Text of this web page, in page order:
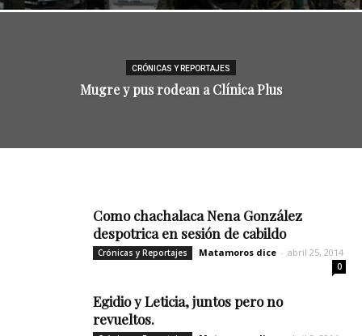
CRÓNICAS Y REPORTAJES
Mugre y pus rodean a Clínica Plus
Como chachalaca Nena González
despotrica en sesión de cabildo
Crónicas y Reportajes Matamoros dice - abril 25, 2014
0
Egidio y Leticia, juntos pero no
revueltos.